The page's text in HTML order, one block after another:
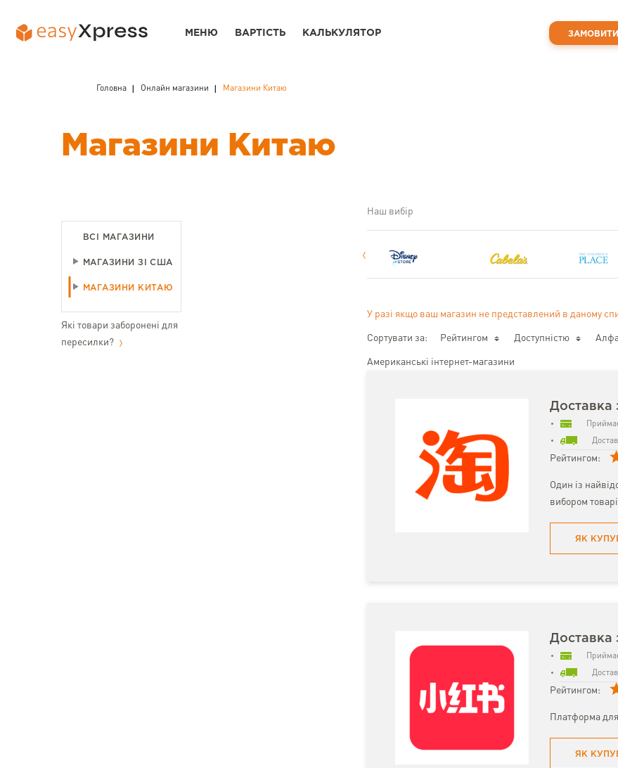
Магазини Китаю
Головна Онлайн магазини Магазини Китаю
ВСІ МАГАЗИНИ
МАГАЗИНИ ЗІ США
МАГАЗИНИ КИТАЮ
Які товари заборонені для
пересилки?
Наш вибір
У разі якщо ваш магазин не представлений в даному
Сортувати за: Рейтингом Доступністю
Американські інтернет-магазини
Доставка
Рейтингом:
Один із
вибором
ЯК
Доставка
Рейтингом:
Платформа
ЯК
МЕНЮ ВАРТІСТЬ КАЛЬКУЛЯТОР